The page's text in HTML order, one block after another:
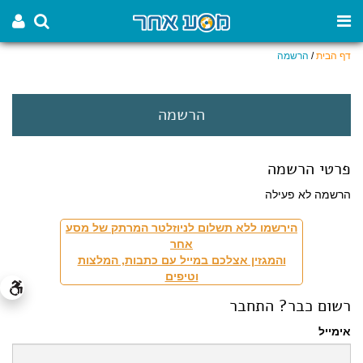
דף הבית/ הרשמה
הרשמה
פרטי הרשמה
הרשמה לא פעילה
הירשמו ללא תשלום לניוזלטר המרתק של מסע
אחר
והמגזין אצלכם במייל עם כתבות, המלצות
וטיפים
רשום כבר? התחבר
אימייל